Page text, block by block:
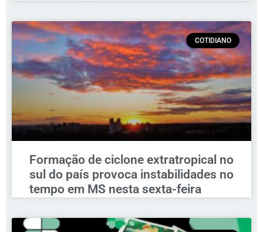
COTIDIANO
Formação de ciclone extratropical no
sul do país provoca instabilidades no
tempo em MS nesta sexta-feira